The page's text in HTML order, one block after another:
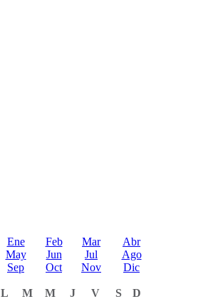
Ene Feb Mar
Abr
May
Jun Jul
Ago
Sep
Oct Nov Dic
L M M J V S
D